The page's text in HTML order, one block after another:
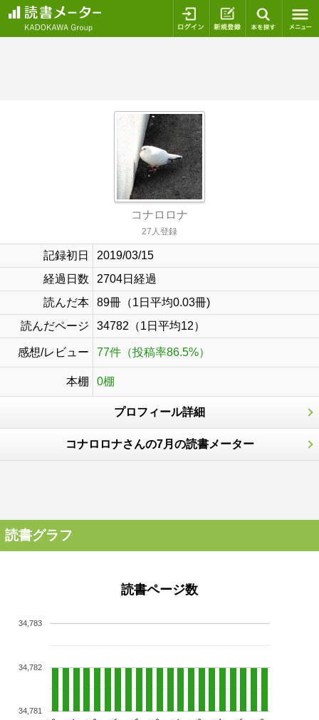
ログイン 新規登録
コナロロナ
27人登録
記録初日
2019/03/15
経過日数
2704日経過
読んだ本
89冊（1日平均0.03冊)
読んだページ
34782（1日平均12）
感想/レビュー 77件（投稿率86.5%）
本棚 0棚
プロフィール詳細
コナロロナさんの7月の読書メーター
読書グラフ
読書ページ数
34,781
34,782
34,783